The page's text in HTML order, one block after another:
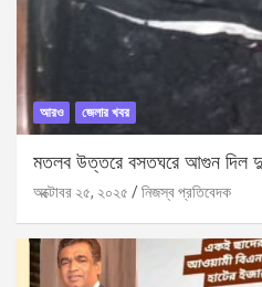
আরও জেলার খবর
মতলব উত্তরে বসতঘরে আগুন দিল
অক্টোবর ২৫, ২০২৫ নিজস্ব প্রতিবেদক